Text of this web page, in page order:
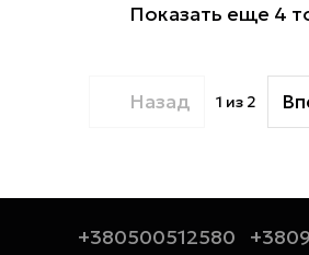
Показать еще 4
Назад 1 из 2
+380500512580